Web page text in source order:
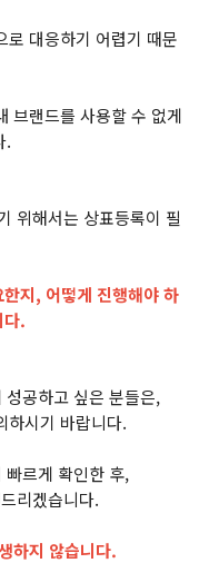
로 대응하기 어렵기 때문
브랜드를 사용할 수 없게
.
위해서는 상표등록이 필
지, 어떻게 진행해야 하
다.
공하고 싶은 분들은,
하시기 바랍니다.
빠르게 확인한 후,
리겠습니다.
하지 않습니다.